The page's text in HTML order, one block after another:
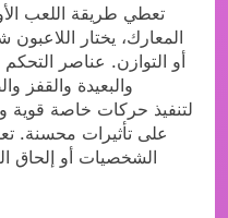
تعطي طريقة اللعب
المعارك، يختار
أو التوازن. عناصر التحكم
والبعيدة والقفز
على تأثيرات محسنة.
الشخصيات أو إلحاق